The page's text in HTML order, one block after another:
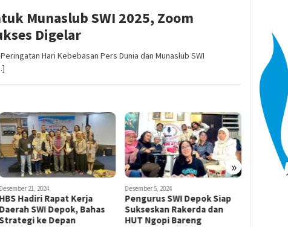
Munaslub SWI 2025, Zoom
Digelar
Hari Kebebasan Pers Dunia dan Munaslub SWI
»
Desember 21, 2024
HBS Hadiri Rapat Kerja
Daerah SWI Depok, Bahas
Strategi ke Depan
Desember 5, 2024
Pengurus SWI Depok Siap
Sukseskan Rakerda dan
HUT Ngopi Bareng
Agustus 28,
SWI
Camat
Kawal